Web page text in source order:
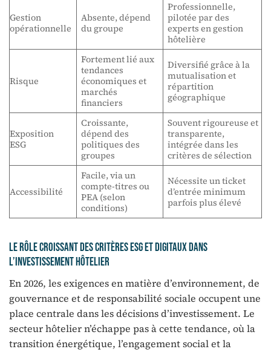
Gestion
opérationnelle
Absente, dépend
du groupe
Professionnelle,
pilotée par des
experts en gestion
hôtelière
Risque
Fortement lié aux
tendances
économiques et
marchés
financiers
Diversifié grâce à la
mutualisation et
répartition
géographique
Exposition
ESG
Croissante,
dépend des
politiques des
groupes
Souvent rigoureuse et
transparente,
intégrée dans les
critères de sélection
Accessibilité
Facile, via un
compte-titres ou
PEA (selon
conditions)
Nécessite un ticket
d’entrée minimum
parfois plus élevé
Le rôle croissant des critères ESG et digitaux dans
l’investissement hôtelier
En 2026, les exigences en matière d’environnement, de
gouvernance et de responsabilité sociale occupent une
place centrale dans les décisions d’investissement. Le
secteur hôtelier n’échappe pas à cette tendance, où la
transition énergétique, l’engagement social et la